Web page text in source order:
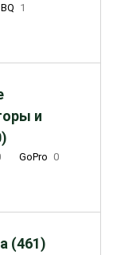
BQ 1
и
GoPro 0
(461)